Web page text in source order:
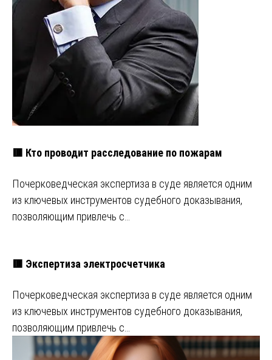
🟥 Кто проводит расследование по пожарам
Почерковедческая экспертиза в суде является одним
из ключевых инструментов судебного доказывания,
позволяющим привлечь с…
🟥 Экспертиза электросчетчика
Почерковедческая экспертиза в суде является одним
из ключевых инструментов судебного доказывания,
позволяющим привлечь с…